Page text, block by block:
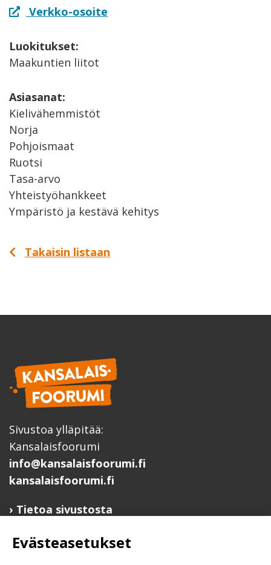
Verkko-osoite
Luokitukset:
Maakuntien liitot
Asiasanat:
Kielivähemmistöt
Norja
Pohjoismaat
Ruotsi
Tasa-arvo
Yhteistyöhankkeet
Ympäristö ja kestävä kehitys
Takaisin listaan
Sivustoa ylläpitää:
Kansalaisfoorumi
info@kansalaisfoorumi.fi
kansalaisfoorumi.fi
Tietoa sivustosta
Ilmoita järjestösi järjestöhakemistoon
Evästeasetukset